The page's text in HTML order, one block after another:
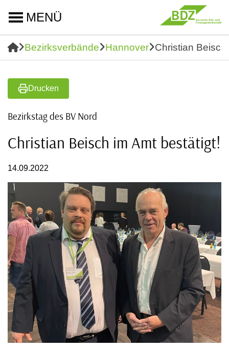
MENÜ
Bezirksverbände Hannover Christian
Drucken
Bezirkstag des BV Nord
Christian Beisch im Amt bestätigt!
14.09.2022